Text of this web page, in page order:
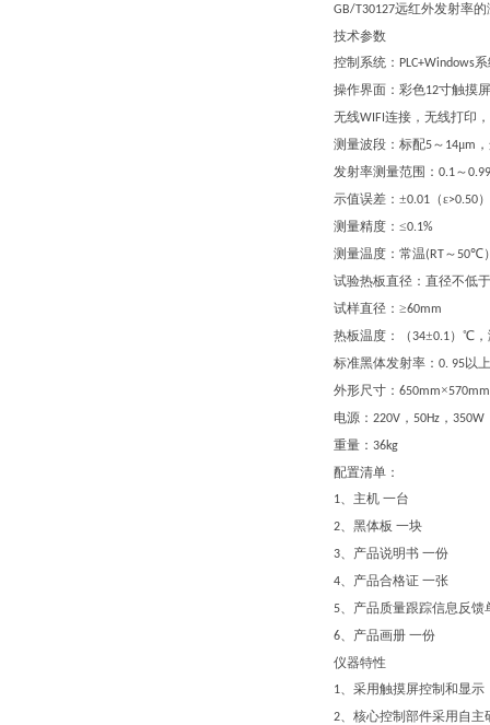
GB/T30127远红外发射率的
技术参数
控制系统： PLC+Windows
操作界面：彩色12寸触摸屏
无线WIFI 连接，无线打印
测量波段： 标配5～ 14μm ，
发射率测量范围： 0.1～0.99
示值误差：±0.01 （ε>0.50）
测量精度：≤0.1%
测量温度：常温(RT～50℃
试验热板直径：直径不低于
试样直径：≥60mm
热板温度：（34±0.1）℃ ，
标准黑体发射率： 0. 95以上
外形尺寸： 650mm×570mm
电源： 220V ， 50Hz ， 350W
重量： 36kg
配置清单：
1、主机 一台
2、黑体板 一块
3、产品说明书 一份
4、产品合格证 一张
5、产品质量跟踪信息反馈
6、产品画册 一份
仪器特性
1、采用触摸屏控制和显
2、核心控制部件采用 自主